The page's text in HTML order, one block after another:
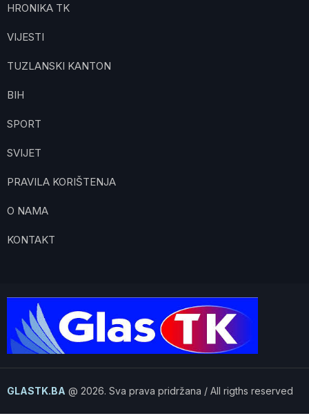
HRONIKA TK
VIJESTI
TUZLANSKI KANTON
BIH
SPORT
SVIJET
PRAVILA KORIŠTENJA
O NAMA
KONTAKT
GLASTK.BA @ 2026. Sva prava pridržana / All rigths reserved